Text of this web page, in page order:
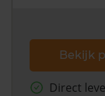
Bekijk
Direct